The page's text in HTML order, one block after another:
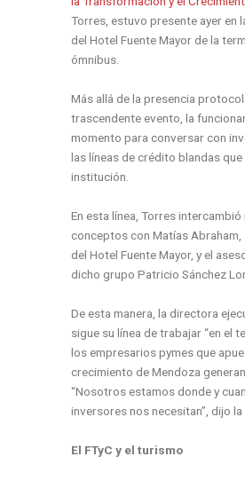
Torres, estuvo presente ayer en
del Hotel Fuente Mayor de la
ómnibus.
Más allá de la presencia
trascendente evento, la
momento para conversar con
las líneas de crédito blandas que
institución.
En esta línea, Torres intercambió
conceptos con Matías
del Hotel Fuente Mayor, y el
dicho grupo Patricio Sánchez
De esta manera, la directora
sigue su línea de trabajar “en el
los empresarios pymes que
crecimiento de Mendoza
“Nosotros estamos donde y
inversores nos necesitan”, dijo la
El FTyC y el turismo